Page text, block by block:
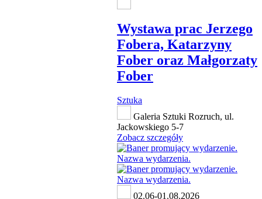
Wystawa prac Jerzego
Fobera, Katarzyny
Fober oraz Małgorzaty
Fober
Sztuka
Galeria Sztuki Rozruch, ul.
Jackowskiego 5-7
Zobacz szczegóły
02.06-01.08.2026